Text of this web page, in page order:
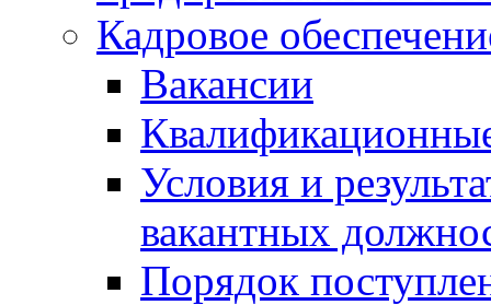
Кадровое
Вакансии
Условия и
вакантных
Порядок